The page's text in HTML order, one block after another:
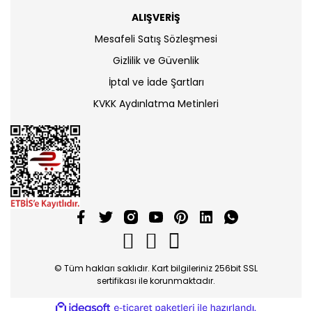
ALIŞVERİŞ
Mesafeli Satış Sözleşmesi
Gizlilik ve Güvenlik
İptal ve İade Şartları
KVKK Aydınlatma Metinleri
© Tüm hakları saklıdır. Kart bilgileriniz 256bit SSL
sertifikası ile korunmaktadır.
ideasoft e-